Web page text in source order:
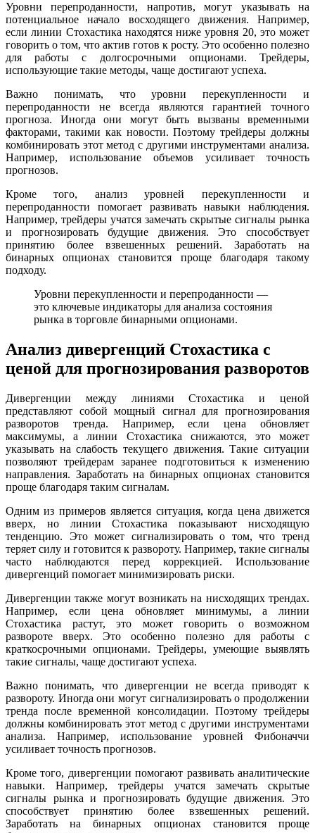
Уровни перепроданности, напротив, могут указывать на
потенциальное начало восходящего движения. Например,
если линии Стохастика находятся ниже уровня 20, это может
говорить о том, что актив готов к росту. Это особенно полезно
для работы с долгосрочными опционами. Трейдеры,
использующие такие методы, чаще достигают успеха.
Важно понимать, что уровни перекупленности и
перепроданности не всегда являются гарантией точного
прогноза. Иногда они могут быть вызваны временными
факторами, такими как новости. Поэтому трейдеры должны
комбинировать этот метод с другими инструментами анализа.
Например, использование объемов усиливает точность
прогнозов.
Кроме того, анализ уровней перекупленности и
перепроданности помогает развивать навыки наблюдения.
Например, трейдеры учатся замечать скрытые сигналы рынка
и прогнозировать будущие движения. Это способствует
принятию более взвешенных решений. Заработать на
бинарных опционах становится проще благодаря такому
подходу.
Уровни перекупленности и перепроданности —
это ключевые индикаторы для анализа состояния
рынка в торговле бинарными опционами.
Анализ дивергенций Стохастика с
ценой для прогнозирования разворотов
Дивергенции между линиями Стохастика и ценой
представляют собой мощный сигнал для прогнозирования
разворотов тренда. Например, если цена обновляет
максимумы, а линии Стохастика снижаются, это может
указывать на слабость текущего движения. Такие ситуации
позволяют трейдерам заранее подготовиться к изменению
направления. Заработать на бинарных опционах становится
проще благодаря таким сигналам.
Одним из примеров является ситуация, когда цена движется
вверх, но линии Стохастика показывают нисходящую
тенденцию. Это может сигнализировать о том, что тренд
теряет силу и готовится к развороту. Например, такие сигналы
часто наблюдаются перед коррекцией. Использование
дивергенций помогает минимизировать риски.
Дивергенции также могут возникать на нисходящих трендах.
Например, если цена обновляет минимумы, а линии
Стохастика растут, это может говорить о возможном
развороте вверх. Это особенно полезно для работы с
краткосрочными опционами. Трейдеры, умеющие выявлять
такие сигналы, чаще достигают успеха.
Важно понимать, что дивергенции не всегда приводят к
развороту. Иногда они могут сигнализировать о продолжении
тренда после временной консолидации. Поэтому трейдеры
должны комбинировать этот метод с другими инструментами
анализа. Например, использование уровней Фибоначчи
усиливает точность прогнозов.
Кроме того, дивергенции помогают развивать аналитические
навыки. Например, трейдеры учатся замечать скрытые
сигналы рынка и прогнозировать будущие движения. Это
способствует принятию более взвешенных решений.
Заработать на бинарных опционах становится проще